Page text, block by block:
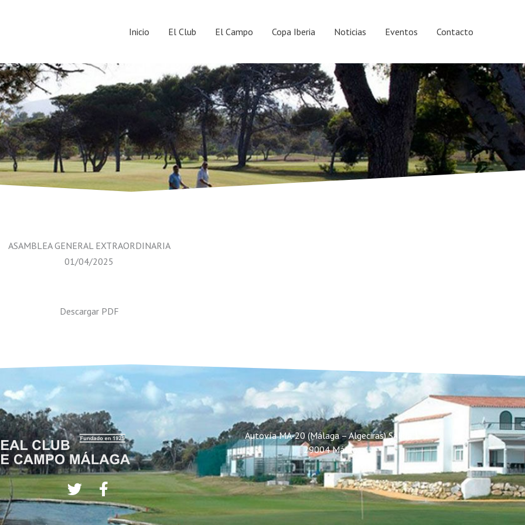
Inicio El Club El Campo Copa Iberia Noticias Eventos Contacto
ASAMBLEA GENERAL EXTRAORDINARIA
01/04/2025
Descargar PDF
Autovía MA-20 (Málaga – Algeciras) Salida 1
29004 Málaga